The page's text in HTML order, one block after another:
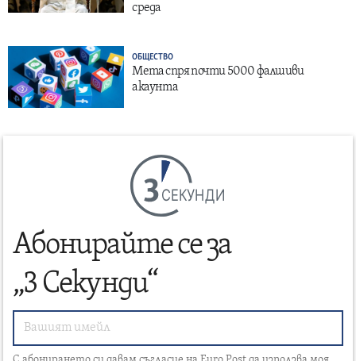
среда
ОБЩЕСТВО
Мета спря почти 5000 фалшиви
акаунта
СЕКУНДИ
Абонирайте се за
„3 Секунди“